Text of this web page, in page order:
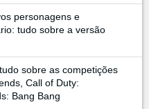
personagens e
tudo sobre a versão
sobre as competições
Call of Duty:
Bang Bang